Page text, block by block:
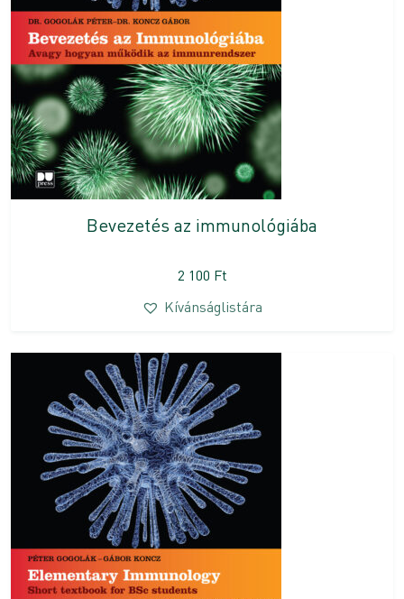
Bevezetés az immunológiába
2 100 Ft
Kívánságlistára